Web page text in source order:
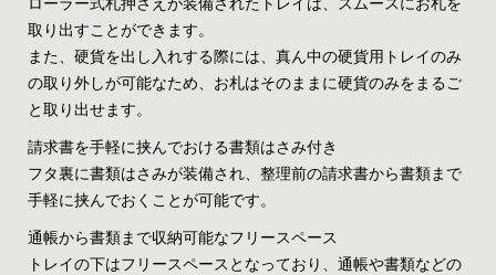
取り出すことができます。
また、硬貨を出し入れする際には、真ん中の硬貨用トレイのみ
の取り外しが可能なため、お札はそのままに硬貨のみをまるご
と取り出せます。
請求書を手軽に挟んでおける書類はさみ付き
フタ裏に書類はさみが装備され、整理前の請求書から書類まで
手軽に挟んでおくことが可能です。
通帳から書類まで収納可能なフリースペース
トレイの下はフリースペースとなっており、通帳や書類などの